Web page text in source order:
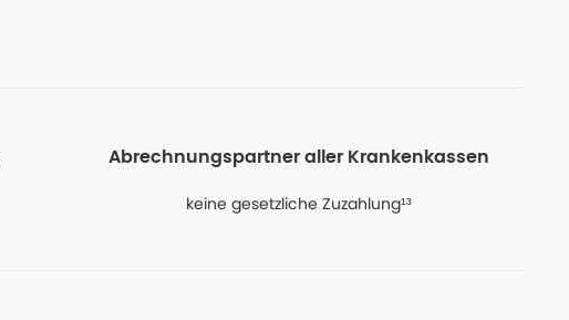
Abrechnungspartner aller Krankenkassen
keine gesetzliche Zuzahlung¹³